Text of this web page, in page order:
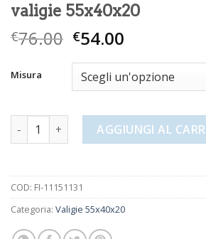
valigie 55x40x20
€76.00 €54.00
Misura
valigie 55x40x20 quantità
AGGIUNGI AL
COD: FI-11151131
Categoria: Valigie 55x40x20